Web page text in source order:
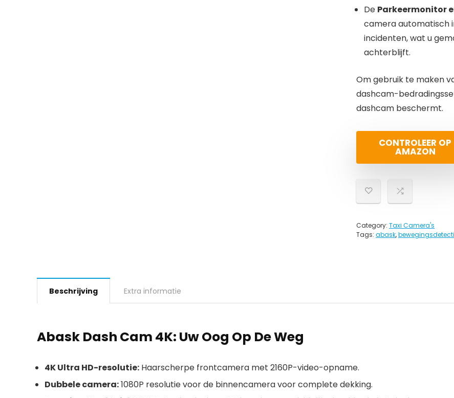
De Parkeermonitor
camera automatisch
incidenten, wat u
achterblijft.
Om gebruik te maken
dashcam-
dashcam beschermt.
CONTROLEER OP
AMAZON
Category: Taxi Camera's
Tags: abask,
Beschrijving Extra informatie
Abask Dash Cam 4K: Uw Oog Op De Weg
4K Ultra HD-resolutie: Haarscherpe frontcamera met 2160P-video-opname.
Dubbele camera:1080P resolutie voor de binnencamera voor complete dekking.